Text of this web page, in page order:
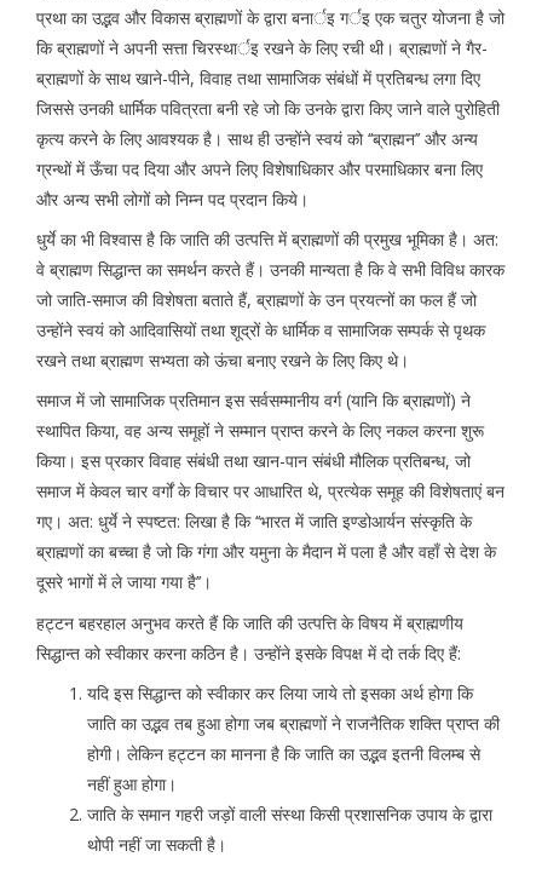
प्रथा का उद्भव और विकास ब्राह्मणों के द्वारा बनार्इ गर्इ एक चतुर योजना है जो
कि ब्राह्मणों ने अपनी सत्ता चिरस्थार्इ रखने के लिए रची थी। ब्राह्मणों ने गैर-
ब्राह्मणों के साथ खाने-पीने, विवाह तथा सामाजिक संबंधों में प्रतिबन्ध लगा दिए
जिससे उनकी धार्मिक पवित्रता बनी रहे जो कि उनके द्वारा किए जाने वाले पुरोहिती
कृत्य करने के लिए आवश्यक है। साथ ही उन्होंने स्वयं को ‘‘ब्राह्मन’’ और अन्य
ग्रन्थों में ऊँचा पद दिया और अपने लिए विशेषाधिकार और परमाधिकार बना लिए
और अन्य सभी लोगों को निम्न पद प्रदान किये।
धुर्ये का भी विश्वास है कि जाति की उत्पत्ति में ब्राह्मणों की प्रमुख भूमिका है। अत:
वे ब्राह्मण सिद्धान्त का समर्थन करते हैं। उनकी मान्यता है कि वे सभी विविध कारक
जो जाति-समाज की विशेषता बताते हैं, ब्राह्मणों के उन प्रयत्नों का फल हैं जो
उन्होंने स्वयं को आदिवासियों तथा शूद्रों के धार्मिक व सामाजिक सम्पर्क से पृथक
रखने तथा ब्राह्मण सभ्यता को ऊंचा बनाए रखने के लिए किए थे।
समाज में जो सामाजिक प्रतिमान इस सर्वसम्मानीय वर्ग (यानि कि ब्राह्मणों) ने
स्थापित किया, वह अन्य समूहों ने सम्मान प्राप्त करने के लिए नकल करना शुरू
किया। इस प्रकार विवाह संबंधी तथा खान-पान संबंधी मौलिक प्रतिबन्ध, जो
समाज में केवल चार वर्गों के विचार पर आधारित थे, प्रत्येक समूह की विशेषताएं बन
गए। अत: धुर्ये ने स्पष्टत: लिखा है कि ‘‘भारत में जाति इण्डोआर्यन संस्कृति के
ब्राह्मणों का बच्चा है जो कि गंगा और यमुना के मैदान में पला है और वहाँ से देश के
दूसरे भागों में ले जाया गया है’’।
हट्टन बहरहाल अनुभव करते हैं कि जाति की उत्पत्ति के विषय में ब्राह्मणीय
सिद्धान्त को स्वीकार करना कठिन है। उन्होंने इसके विपक्ष में दो तर्क दिए हैं:
यदि इस सिद्धान्त को स्वीकार कर लिया जाये तो इसका अर्थ होगा कि
जाति का उद्भव तब हुआ होगा जब ब्राह्मणों ने राजनैतिक शक्ति प्राप्त की
होगी। लेकिन हट्टन का मानना है कि जाति का उद्भव इतनी विलम्ब से
नहीं हुआ होगा।
जाति के समान गहरी जड़ों वाली संस्था किसी प्रशासनिक उपाय के द्वारा
थोपी नहीं जा सकती है।